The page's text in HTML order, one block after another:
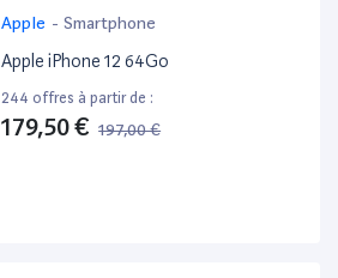
Apple - Smartphone
Apple iPhone 12 64Go
244 offres à partir de :
179,50 € 197,00 €